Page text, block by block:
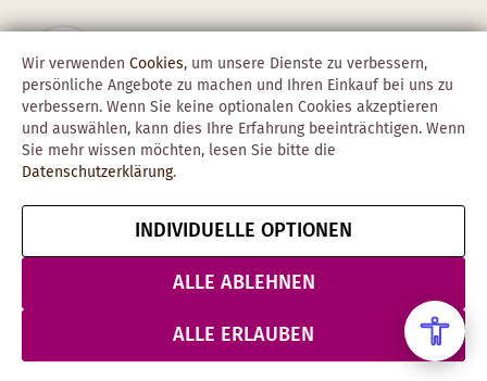
Copyright © 2026 Obadis GmbH
ImpressumAGBDatenschutz
& Sicherheit
Vertrag widerrufen
Wir verwenden Cookies, um unsere Dienste zu verbessern,
persönliche Angebote zu machen und Ihren Einkauf bei uns zu
verbessern. Wenn Sie keine optionalen Cookies akzeptieren
und auswählen, kann dies Ihre Erfahrung beeinträchtigen. Wenn
Sie mehr wissen möchten, lesen Sie bitte die
Datenschutzerklärung.
INDIVIDUELLE OPTIONEN
ALLE ABLEHNEN
ALLE ERLAUBEN